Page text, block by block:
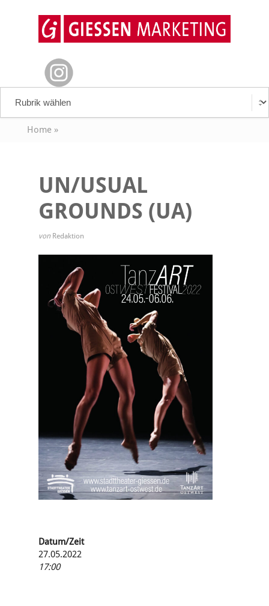
Home»
UN/USUAL
GROUNDS (UA)
von Redaktion
Datum/Zeit
27.05.2022
17:00